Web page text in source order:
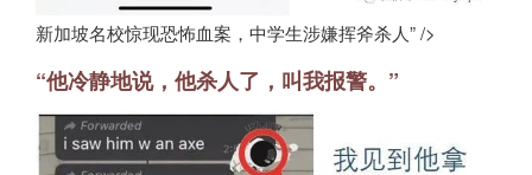
新加坡名校惊现恐怖血案，中学生涉嫌挥斧杀人” />
“他冷静地说，他杀人了，叫我报警。”